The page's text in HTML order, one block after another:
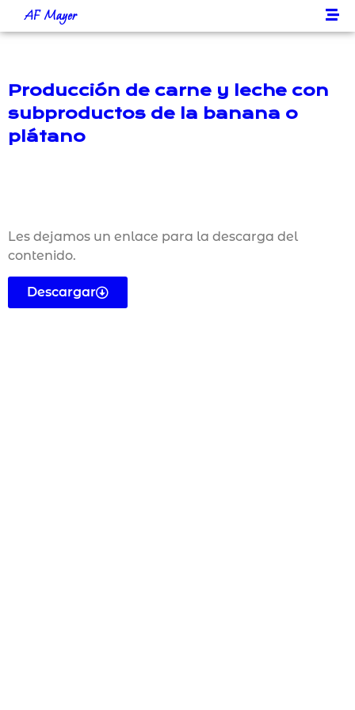
AF Mayer
Producción de carne y leche con
subproductos de la banana o
plátano
Les dejamos un enlace para la descarga del
contenido.
Descargar